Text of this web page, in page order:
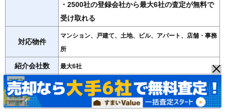
・2500社の登録会社から最大6社の査定が無料で
受け取れる
対応物件
マンション、戸建て、土地、ビル、アパート、店舗・事務
所
紹介会社数 最大6社
運営会社 NTTデータ・ウィズ（東証プライム子会社）
＞＞HOME4Uの詳細記事はこちら